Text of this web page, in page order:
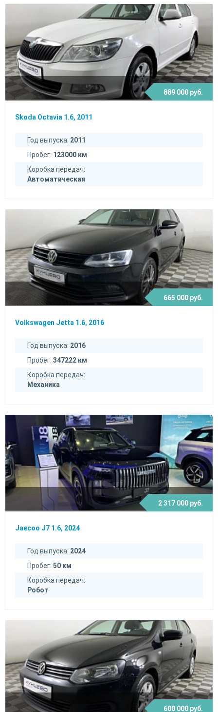
889 000 руб.
Skoda Octavia 1.6, 2011
Год выпуска: 2011
Пробег: 123000 км
Коробка передач:
Автоматическая
665 000 руб.
Volkswagen Jetta 1.6, 2016
Год выпуска: 2016
Пробег: 347222 км
Коробка передач:
Механика
2 317 000 руб.
Jaecoo J7 1.6, 2024
Год выпуска: 2024
Пробег: 50 км
Коробка передач:
Робот
600 000 руб.